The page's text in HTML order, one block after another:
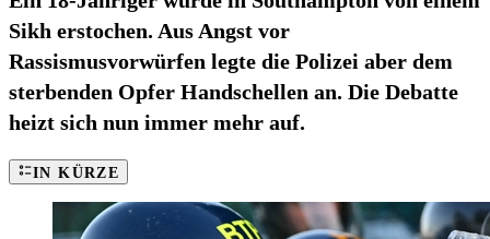
Sikh erstochen. Aus Angst vor
Rassismusvorwürfen legte die Polizei aber dem
sterbenden Opfer Handschellen an. Die Debatte
heizt sich nun immer mehr auf.
IN KÜRZE